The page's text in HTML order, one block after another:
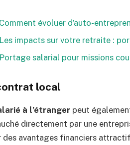
Comment évoluer d’auto-
Les impacts sur votre retraite :
Portage salarial pour missions
local
à l’étranger peut
directement par une
avantages financiers